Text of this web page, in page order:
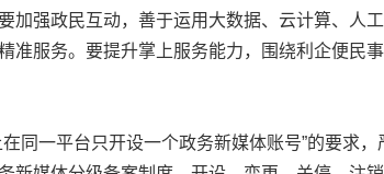
加强政民互动，善于运用大数据、云计算、人
准服务。要提升掌上服务能力，围绕利企便民
同一平台只开设一个政务新媒体账号”的要求